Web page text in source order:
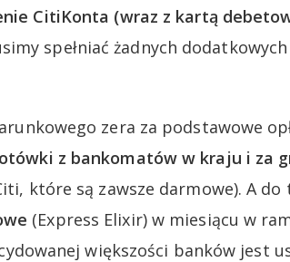
CitiKonta (wraz z kartą
spełniać żadnych
zera za podstawowe
z bankomatów w kraju i za
które są zawsze darmowe). A do
(Express Elixir) w miesiącu w
większości banków jest